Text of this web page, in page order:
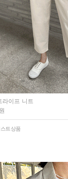
라이프 니트
트상품